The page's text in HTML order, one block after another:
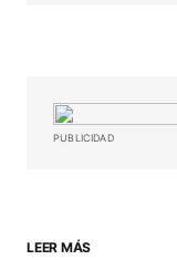
PUBLICIDAD
LEER MÁS